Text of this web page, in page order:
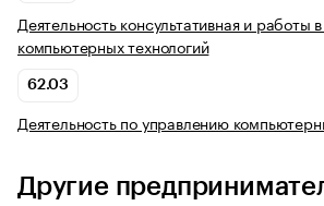
Деятельность консультативная и работы
компьютерных технологий
62.03
Деятельность по управлению
Другие